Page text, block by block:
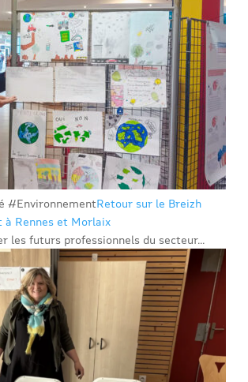
#EnvironnementRetour sur le Breizh
à Rennes et Morlaix
les futurs professionnels du secteur...